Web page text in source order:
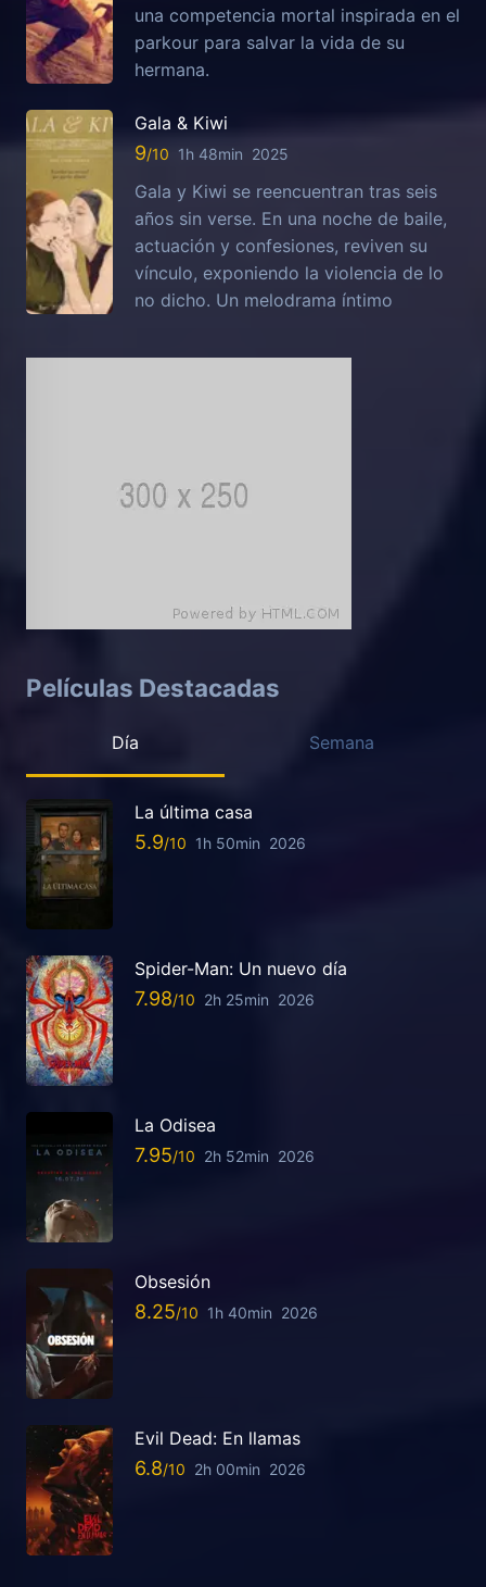
una competencia mortal inspirada en el
parkour para salvar la vida de su
hermana.
Gala & Kiwi
9 1h 48min 2025
Gala y Kiwi se reencuentran tras seis
años sin verse. En una noche de baile,
actuación y confesiones, reviven su
vínculo, exponiendo la violencia de lo
no dicho. Un melodrama íntimo
Películas Destacadas
Día Semana
La última casa
5.9 1h 50min 2026
Spider-Man: Un nuevo día
7.98 2h 25min 2026
La Odisea
7.95 2h 52min 2026
Obsesión
8.25 1h 40min 2026
Evil Dead: En llamas
6.8 2h 00min 2026